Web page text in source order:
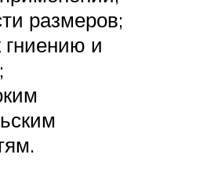
размеров;
гниению и